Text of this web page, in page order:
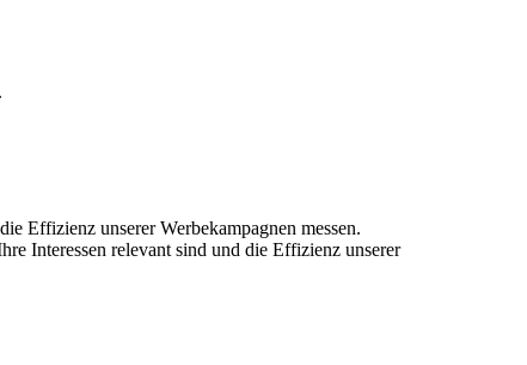
Effizienz unserer Werbekampagnen messen.
Interessen relevant sind und die Effizienz unserer